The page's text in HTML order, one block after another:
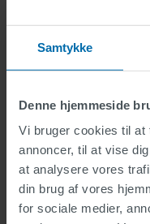
Samtykke
Denne hjemmeside
Vi bruger cookies til at
annoncer, til at vise
at analysere vores
din brug af vores
for sociale medier,
SWARCO
900 N. Denton
76667 - Mexia
USA